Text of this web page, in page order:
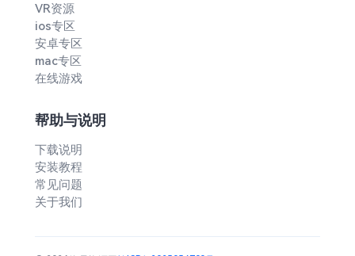
VR资源
ios专区
安卓专区
mac专区
在线游戏
帮助与说明
下载说明
安装教程
常见问题
关于我们